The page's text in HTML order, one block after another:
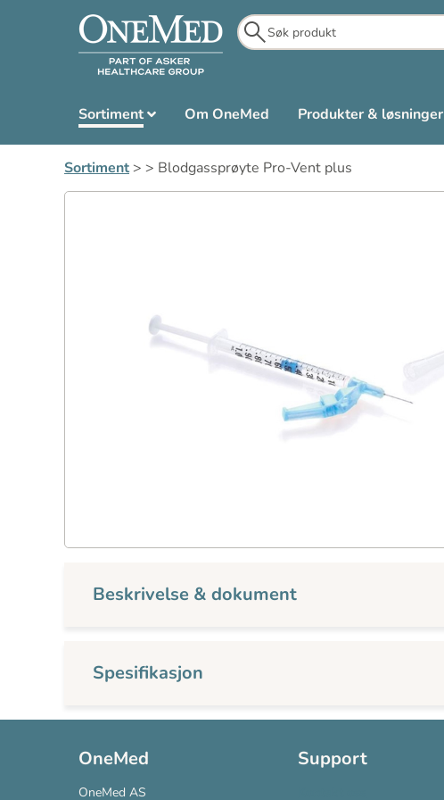
Sortiment Om OneMed Produkter & løsninger
Sortiment> > Blodgassprøyte Pro-Vent plus
Beskrivelse & dokument
Spesifikasjon
OneMed
OneMed AS
Support